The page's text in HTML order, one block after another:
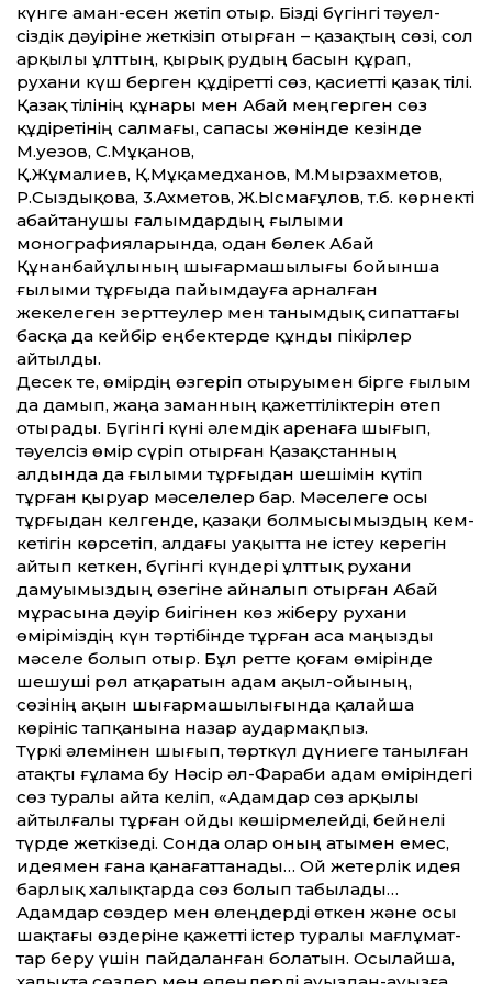
күнге аман-есен жетіп отыр. Бізді бүгінгі тәуел­
сіздік дәуіріне жеткізіп отырған – қазақтың сөзі, сол
арқылы ұлт­тың, қырық рудың басын құрап,
рухани күш берген құдірет­ті сөз, қасиет­ті қазақ тілі.
Қазақ тілінің құнары мен Абай меңгерген сөз
құдіретінің салмағы, сапасы жөнінде кезінде
М.Әуезов, С.Мұқанов,
Қ.Жұмалиев, Қ.Мұқамедханов, М.Мырзахметов,
Р.Сыздықова, 3.Ахметов, Ж.Ысмағұлов, т.б. көрнекті
абайтанушы ғалымдардың ғылыми
монографияларында, одан бөлек Абай
Құнанбайұлының шығармашылығы бойынша
ғылыми тұрғыда пайымдауға арналған
жекелеген зерт­теулер мен танымдық сипат­тағы
басқа да кейбір еңбектерде құнды пікірлер
айтылды.
Десек те, өмірдің өзгеріп отыруымен бірге ғылым
да дамып, жаңа заманның қажет­тіліктерін өтеп
отырады. Бүгінгі күні әлемдік аренаға шығып,
тәуелсіз өмір сүріп отырған Қазақ­станның
алдында да ғылыми тұрғыдан шешімін күтіп
тұрған қыруар мәселелер бар. Мәселеге осы
тұрғыдан келгенде, қазақи болмысымыздың кем-
кетігін көрсетіп, алдағы уақыт­та не істеу керегін
айтып кеткен, бүгінгі күндері ұлт­тық рухани
дамуымыздың өзегіне айналып отырған Абай
мұрасына дәуір биігінен көз жіберу рухани
өміріміздің күн тәртібінде тұрған аса маңызды
мәселе болып отыр. Бұл рет­те қоғам өмірінде
шешуші рөл атқаратын адам ақыл-ойының,
сөзінің ақын шығармашылығында қалайша
көрініс тапқанына назар аудармақпыз.
Түркі әлемінен шығып, төрткүл дүниеге танылған
атақты ғұлама Әбу Нәсір әл-Фараби адам өміріндегі
сөз туралы айта келіп, «Адамдар сөз арқылы
айтылғалы тұрған ойды көшірмелейді, бейнелі
түрде жеткізеді. Сонда олар оның атымен емес,
идеямен ғана қанағат­танады… Ой жетерлік идея
барлық халықтарда сөз болып табылады…
Адамдар сөздер мен өлеңдерді өткен және осы
шақтағы өздеріне қажет­ті істер туралы мағлұмат­
тар беру үшін пайдаланған болатын. Осылайша,